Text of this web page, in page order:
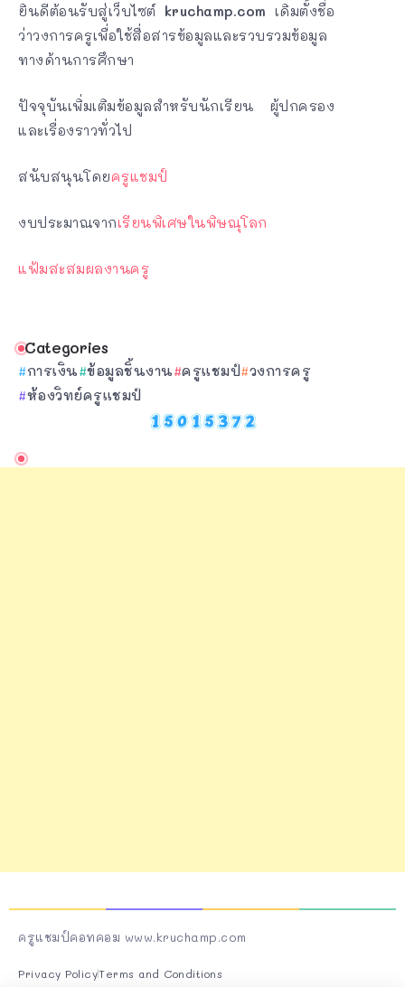
ยินดีต้อนรับสู่เว็บไซต์ kruchamp.com เดิมตั้งชื่อ
ว่าวงการครูเพื่อใช้สื่อสารข้อมูลและรวบรวมข้อมูล
ทางด้านการศึกษา
ปัจจุบันเพิ่มเติมข้อมูลสำหรับนักเรียน ผู้ปกครอง
และเรื่องราวทั่วไป
สนับสนุนโดยครูแชมป์
งบประมาณจากเรียนพิเศษในพิษณุโลก
แฟ้มสะสมผลงานครู
Categories
การเงิน ข้อมูลชิ้นงาน ครูแชมป์ วงการครู
ห้องวิทย์ครูแชมป์
ครูแชมป์คอทคอม www.kruchamp.com
Privacy PolicyTerms and Conditions